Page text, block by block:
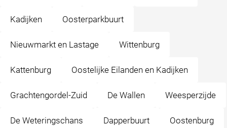
Kadijken Oosterparkbuurt
Nieuwmarkt en Lastage Wittenburg
Kattenburg Oostelijke Eilanden en Kadijken
Grachtengordel-Zuid De Wallen Weesperzijde
De Weteringschans Dapperbuurt Oostenburg